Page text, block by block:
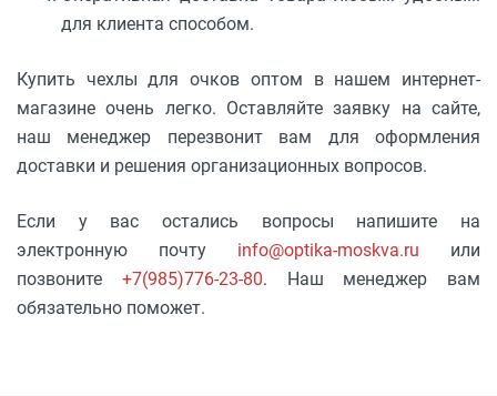
для клиента способом.
Купить чехлы для очков оптом в нашем интернет-
магазине очень легко. Оставляйте заявку на сайте,
наш менеджер перезвонит вам для оформления
доставки и решения организационных вопросов.
Если у вас остались вопросы напишите на
электронную почту info@optika-moskva.ru или
позвоните +7(985)776-23-80. Наш менеджер вам
обязательно поможет.